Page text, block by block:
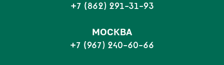
+7 (862) 291-31-93
МОСКВА
+7 (967) 240-60-66